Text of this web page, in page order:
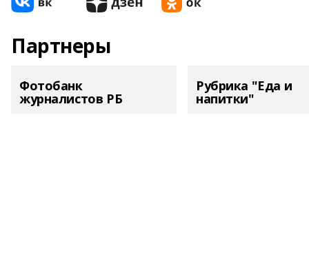
Партнеры
Фотобанк
журналистов РБ
Рубрика "Еда и
напитки"